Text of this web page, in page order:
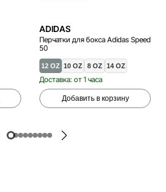
ADIDAS
Перчатки для бокса Adidas Speed
50
12 OZ 10 OZ 8 OZ 14 OZ
Доставка: от 1 часа
Добавить в корзину